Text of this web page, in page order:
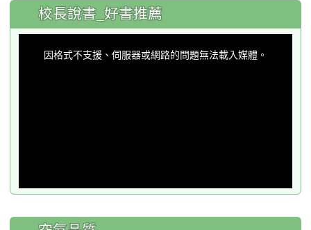
:::
校長說書_好書推薦
因格式不支援、伺服器或網路的問題無法載入媒體。